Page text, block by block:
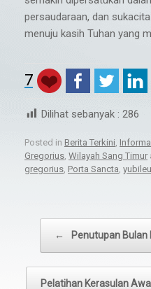
persaudaraan, dan
menuju kasih Tuhan yang
7
Dilihat sebanyak : 286
Posted in Berita Terkini,
Gregorius, Wilayah Sang Timur
gregorius, Porta Sancta,
← Penutupan Bulan
Pelatihan Kerasulan